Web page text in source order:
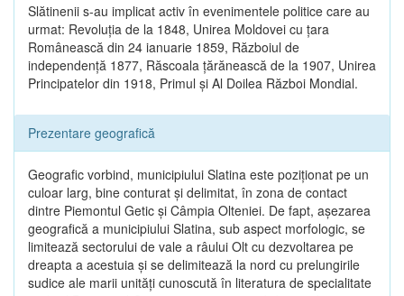
Slătinenii s-au implicat activ în evenimentele politice care au
urmat: Revoluţia de la 1848, Unirea Moldovei cu ţara
Românească din 24 ianuarie 1859, Războiul de
independenţă 1877, Răscoala ţărănească de la 1907, Unirea
Principatelor din 1918, Primul şi Al Doilea Război Mondial.
Prezentare geografică
Geografic vorbind, municipiului Slatina este poziţionat pe un
culoar larg, bine conturat şi delimitat, în zona de contact
dintre Piemontul Getic şi Câmpia Olteniei. De fapt, aşezarea
geografică a municipiului Slatina, sub aspect morfologic, se
limitează sectorului de vale a râului Olt cu dezvoltarea pe
dreapta a acestuia şi se delimitează la nord cu prelungirile
sudice ale marii unităţi cunoscută în literatura de specialitate